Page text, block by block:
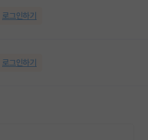
로그인하기
로그인하기